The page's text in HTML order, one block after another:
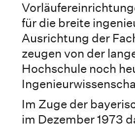
für die breite
Ausrichtung der
zeugen von der
Hochschule noch
Im Zuge der
im Dezember 1973